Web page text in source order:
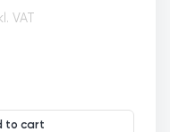
VAT
to cart